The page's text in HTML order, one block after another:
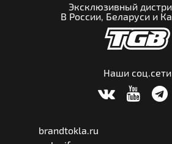
Эксклюзивный
В России, Беларуси и
Наши соц.сети
brandtokla.ru